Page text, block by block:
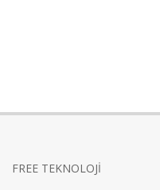
FREE TEKNOLOJİ